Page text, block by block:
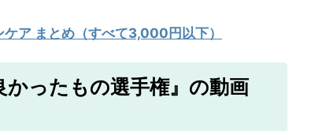
ア まとめ（すべて3,000円以下）
ったもの選手権』の動画